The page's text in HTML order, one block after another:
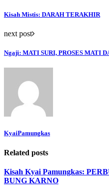
Kisah Mistis: DARAH TERAKHIR
next post
Ngaji: MATI SURI, PROSES MATI
KyaiPamungkas
Related posts
Kisah Kyai Pamungkas:
BUNG KARNO